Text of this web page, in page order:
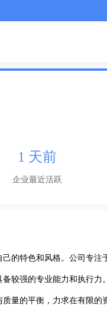
1 天前
企业最近活跃
的特色和风格。公司专注
较强的专业能力和执行力
量的平衡，力求在有限的